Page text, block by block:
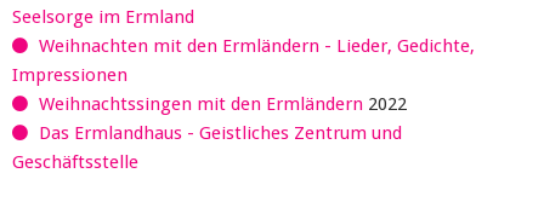
Seelsorge im Ermland
Weihnachten mit den Ermländern - Lieder, Gedichte,
Impressionen
Weihnachtssingen mit den Ermländern 2022
Das Ermlandhaus - Geistliches Zentrum und
Geschäftsstelle